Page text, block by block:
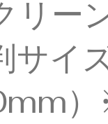
リー
サイ